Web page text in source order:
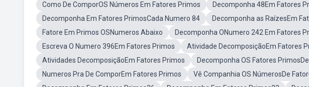
Como De ComporOS Números Em Fatores Primos
Decomponha 48Em Fatores
Decomponha Em Fatores PrimosCada Numero 84
Decomponha as RaízesEm
Fatore Em Primos OSNumeros Abaixo
Decomponha ONumero 242 Em Fatores
Escreva O Numero 396Em Fatores Primos
Atividade DecomposiçãoEm Fatores
Atividades DecomposiçãoEm Fatores Primos
Decomponha OS Fatores
Numeros Pra De ComporEm Fatores Primos
Vê Companhia OS NúmerosDe